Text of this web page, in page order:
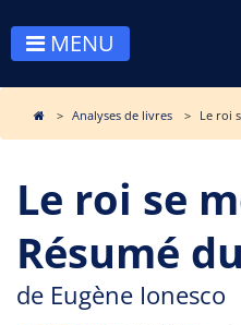
MENU
Analyses de livres Le roi
Le roi se
Résumé
de Eugène Ionesco